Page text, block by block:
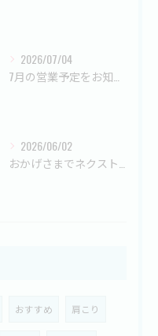
2026/07/04
2026/06/02
おすすめ 肩こり